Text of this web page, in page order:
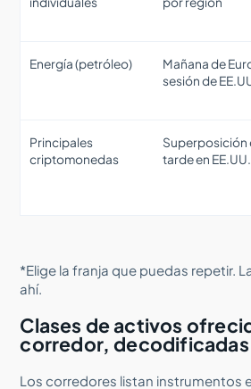
Energía (petróleo)
Mañana de
sesión de
Principales
criptomonedas
Superposición
tarde en EE.UU.
*Elige la franja que puedas repetir.
ahí.
Clases de activos
corredor, decodificadas
Los corredores listan instrumentos